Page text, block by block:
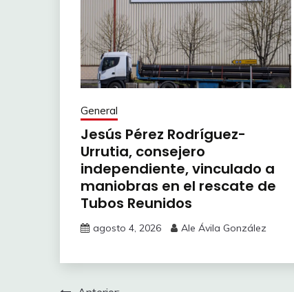
General
Jesús Pérez Rodríguez-
Urrutia, consejero
independiente, vinculado a
maniobras en el rescate de
Tubos Reunidos
agosto 4, 2026 Ale Ávila González